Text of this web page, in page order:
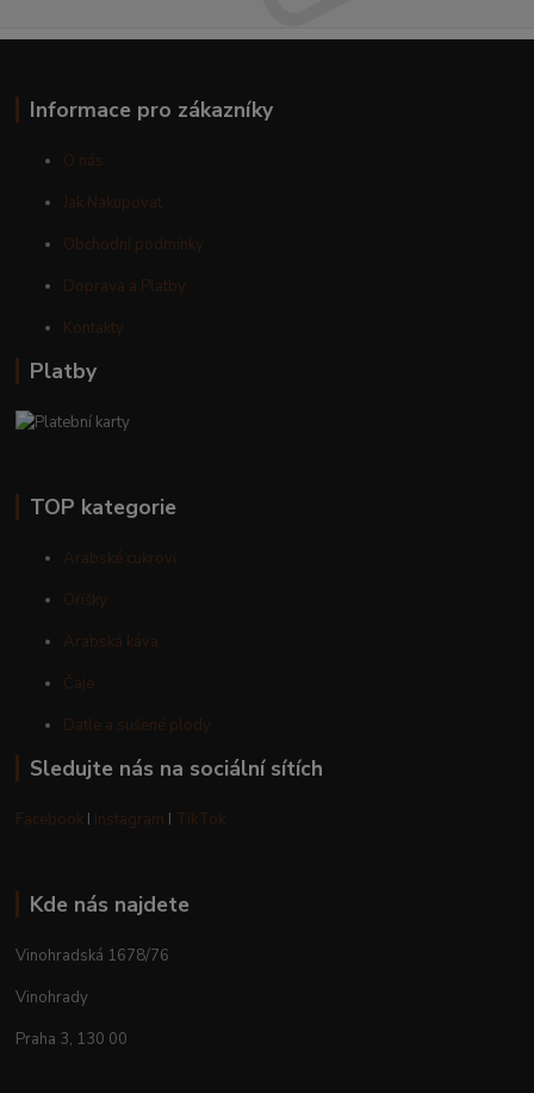
Informace pro zákazníky
O nás
Jak Nakupovat
Obchodní podmínky
Doprava a Platby
Kontakty
Platby
TOP kategorie
Arabské cukroví
Oříšky
Arabská káva
Čaje
Datle a sušené plody
Sledujte nás na sociální sítích
Facebook I Instagram I TikTok
Kde nás najdete
Vinohradská 1678/76
Vinohrady
Praha 3, 130 00